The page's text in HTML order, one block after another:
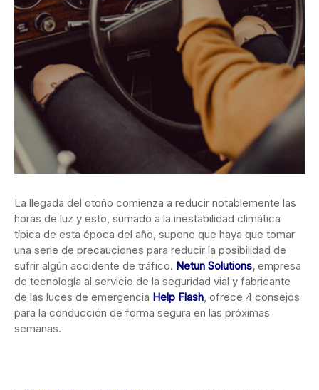
La llegada del otoño comienza a reducir notablemente las
horas de luz y esto, sumado a la inestabilidad climática
típica de esta época del año, supone que haya que tomar
una serie de precauciones para reducir la posibilidad de
sufrir algún accidente de tráfico. Netun Solutions, empresa
de tecnología al servicio de la seguridad vial y fabricante
de las luces de emergencia Help Flash, ofrece 4 consejos
para la conducción de forma segura en las próximas
semanas.